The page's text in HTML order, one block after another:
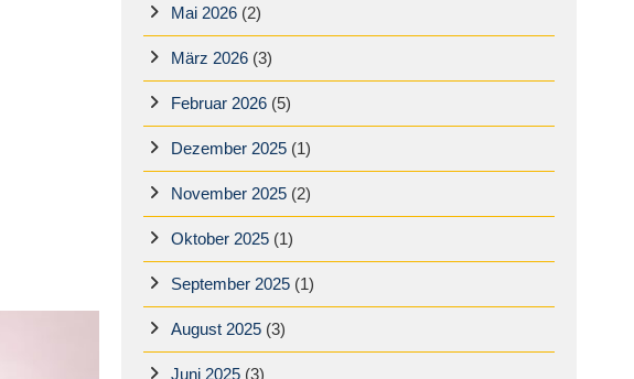
Mai 2026(2)
März 2026(3)
Februar 2026(5)
Dezember 2025(1)
November 2025(2)
Oktober 2025(1)
September 2025(1)
August 2025(3)
Juni 2025(3)